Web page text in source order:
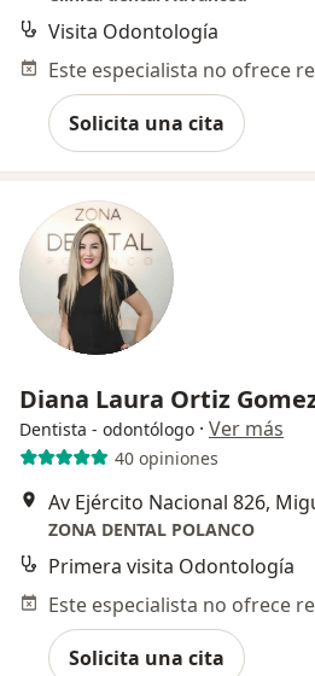
Visita Odontología
Solicita una cita
Diana Laura Ortiz
Dentista - odontólogo · Ver más
40 opiniones
Av Ejército Nacional 826,
ZONA DENTAL POLANCO
Primera visita Odontología
Solicita una cita